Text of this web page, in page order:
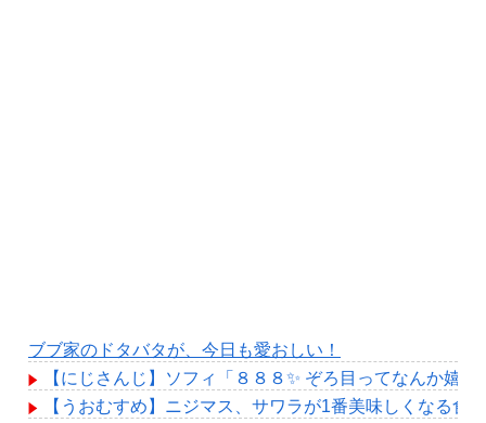
ブブ家のドタバタが、今日も愛おしい！
【にじさんじ】ソフィ「８８８✨ ぞろ目ってなんか嬉
【うおむすめ】ニジマス、サワラが1番美味しくなる